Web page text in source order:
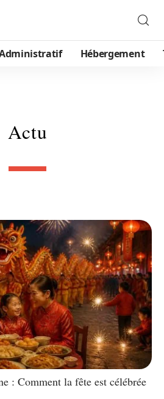
Hébergement
Actu
: Comment la fête est célébrée